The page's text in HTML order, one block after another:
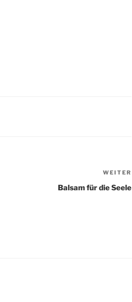
WEITER
Balsam für die Seele